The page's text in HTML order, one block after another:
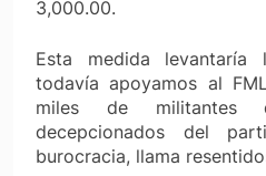
3,000.00.
Esta medida
todavía apoyamos al
miles de militantes
decepcionados del
burocracia, llama